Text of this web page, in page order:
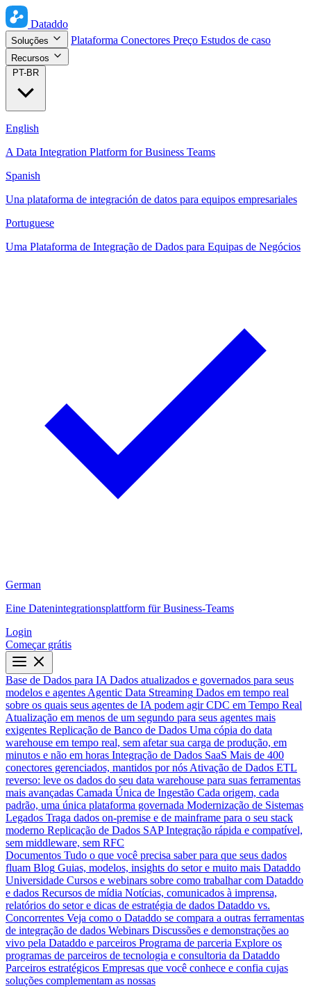
Dataddo
Soluções Plataforma Conectores Preço Estudos de caso
Recursos
PT-BR
English
A Data Integration Platform for Business Teams
Spanish
Una plataforma de integración de datos para equipos empresariales
Portuguese
Uma Plataforma de Integração de Dados para Equipas de Negócios
German
Eine Datenintegrationsplattform für Business-Teams
Login
Começar grátis
Base de Dados para IA Dados atualizados e governados para seus
modelos e agentes Agentic Data Streaming Dados em tempo real
sobre os quais seus agentes de IA podem agir CDC em Tempo Real
Atualização em menos de um segundo para seus agentes mais
exigentes Replicação de Banco de Dados Uma cópia do data
warehouse em tempo real, sem afetar sua carga de produção, em
minutos e não em horas Integração de Dados SaaS Mais de 400
conectores gerenciados, mantidos por nós Ativação de Dados ETL
reverso: leve os dados do seu data warehouse para suas ferramentas
mais avançadas Camada Única de Ingestão Cada origem, cada
padrão, uma única plataforma governada Modernização de Sistemas
Legados Traga dados on-premise e de mainframe para o seu stack
moderno Replicação de Dados SAP Integração rápida e compatível,
sem middleware, sem RFC
Documentos Tudo o que você precisa saber para que seus dados
fluam Blog Guias, modelos, insights do setor e muito mais Dataddo
Universidade Cursos e webinars sobre como trabalhar com Dataddo
e dados Recursos de mídia Notícias, comunicados à imprensa,
relatórios do setor e dicas de estratégia de dados Dataddo vs.
Concorrentes Veja como o Dataddo se compara a outras ferramentas
de integração de dados Webinars Discussões e demonstrações ao
vivo pela Dataddo e parceiros Programa de parceria Explore os
programas de parceiros de tecnologia e consultoria da Dataddo
Parceiros estratégicos Empresas que você conhece e confia cujas
soluções complementam as nossas